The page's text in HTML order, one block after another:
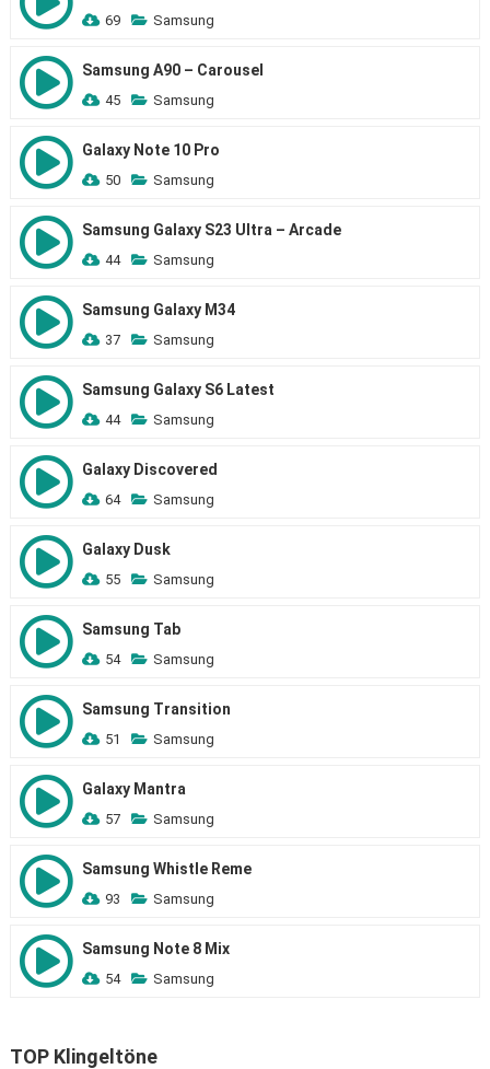
69 Samsung
Samsung A90 – Carousel
45 Samsung
Galaxy Note 10 Pro
50 Samsung
Samsung Galaxy S23 Ultra – Arcade
44 Samsung
Samsung Galaxy M34
37 Samsung
Samsung Galaxy S6 Latest
44 Samsung
Galaxy Discovered
64 Samsung
Galaxy Dusk
55 Samsung
Samsung Tab
54 Samsung
Samsung Transition
51 Samsung
Galaxy Mantra
57 Samsung
Samsung Whistle Reme
93 Samsung
Samsung Note 8 Mix
54 Samsung
TOP Klingeltöne